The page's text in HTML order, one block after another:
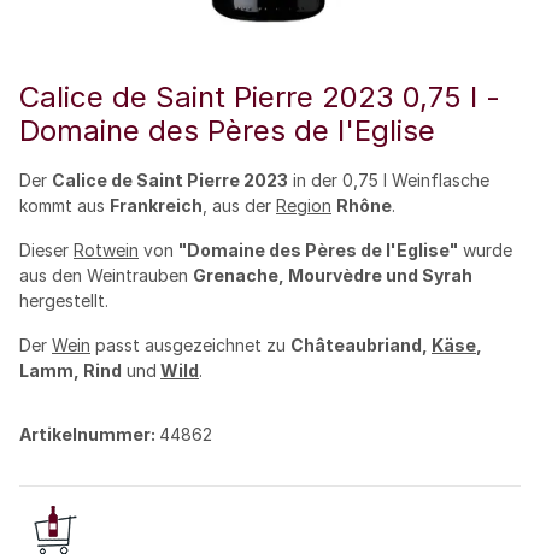
Calice de Saint Pierre 2023 0,75 l -
Domaine des Pères de l'Eglise
Der Calice de Saint Pierre 2023 in der 0,75 l Weinflasche
kommt aus Frankreich , aus der Region Rhône.
Dieser Rotwein von "Domaine des Pères de l'Eglise" wurde
aus den Weintrauben Grenache, Mourvèdre und Syrah
hergestellt.
Der Wein passt ausgezeichnet zu Châteaubriand, Käse
Lamm, Rind und Wild.
Artikelnummer: 44862